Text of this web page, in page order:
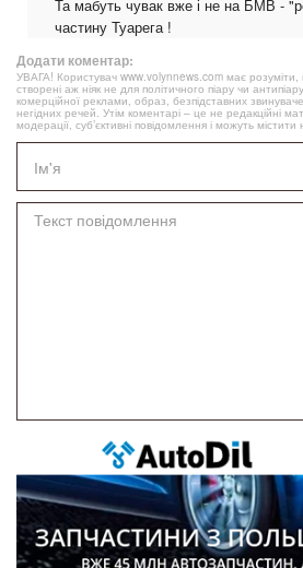
Та мабуть чувак вже і не на БМВ -
частину Туарега !
Додати коментар:
УВАГА! Користувач www.volynnews.com має
створені аж ніяк не для політичного піару чи
комерційної реклами, образ, безпідставних
негідних речей. Утім коментарі – це не редакційні
модерації, суб’єктивні повідомлення і можуть